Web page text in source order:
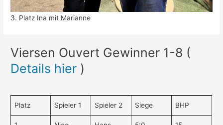
3. Platz Ina mit Marianne
Viersen Ouvert Gewinner 1-8 (
Details hier )
Platz Spieler 1 Spieler 2 Siege BHP